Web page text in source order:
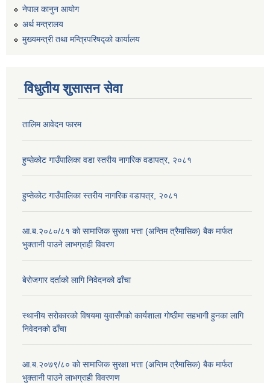
नेपाल कानुन आयोग
अर्थ मन्त्रालय
मुख्यमन्त्री तथा मन्त्रिपरिषद्को कार्यालय
विधुतीय शुसासन सेवा
तालिम आवेदन फारम
हुप्सेकोट गाउँपालिका वडा स्तरीय नागरिक वडापत्र, २०८१
हुप्सेकोट गाउँपालिका स्तरीय नागरिक वडापत्र, २०८१
आ.ब.२०८०/८१ काे सामाजिक सुरक्षा भत्ता (अन्तिम त्रैमासिक) बैक मार्फत
भुक्तानी पाउने लाभग्राही विवरण
बेरोजगार दर्ताको लागि निवेदनको ढाँचा
स्थानीय सरोकारको विषयमा युवासँगको कार्यशाला गोष्ठीमा सहभागी हुनका लागि
निवेदनको ढाँचा
आ.ब.२०७९/८० काे सामाजिक सुरक्षा भत्ता (अन्तिम त्रैमासिक) बैक मार्फत
भुक्तानी पाउने लाभग्राही विवरणण